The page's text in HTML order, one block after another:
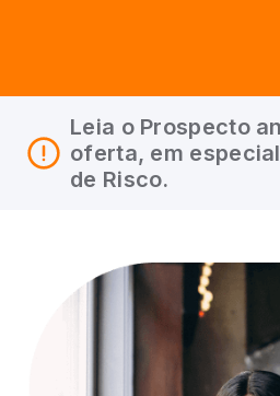
Leia o Prospecto
oferta, em
de Risco.